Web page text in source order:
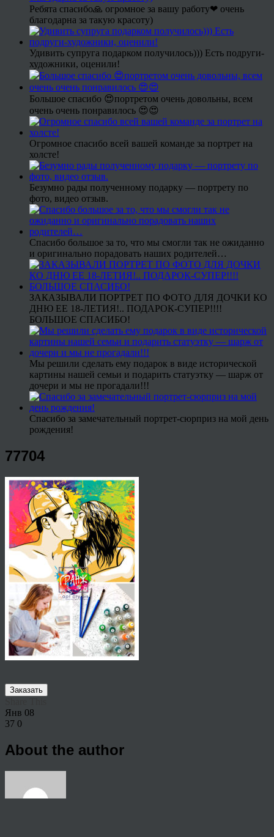
Ребята спасибо🙏 огромное за вашу работу❤ очень
благодарна за такую красоту)
Удивить супруга подарком получилось))) Есть подруги-
художники, оценили!
Большое спасибо 😍портретом очень довольны, всем
очень очень понравилось 😍😍
Огромное спасибо всей вашей команде за портрет на
холсте!
Безумно рады полученному подарку — портрету по
фото, видео отзыв.
Спасибо большое за то, что мы смогли так не ожиданно
и оригинально порадовать наших родителей…
ЗАКАЗЫВАЛИ ПОРТРЕТ ПО ФОТО ДЛЯ ДОЧКИ КО
ДНЮ ЕЕ 18-ЛЕТИЯ!.. ПОДАРОК-СУПЕР!!!!
БОЛЬШОЕ СПАСИБО!
Мы решили сделать ему подарок в виде исторической
картины нашей семьи и подарить статуэтку — шарж от
дочери и мы не прогадали!!!
Спасибо за замечательный портрет-сюрприз на мой день
рождения!
77704
Заказать
Янв 08
37 0
About the author